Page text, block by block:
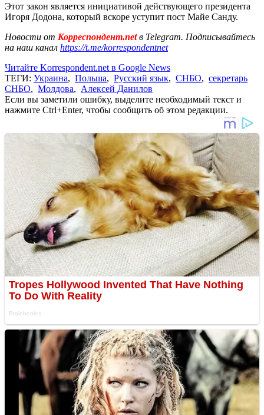
Этот закон является инициативой действующего президента
Игоря Додона, который вскоре уступит пост Майе Санду.
Новости от Корреспондент.netв Telegram. Подписывайтесь
на наш канал https://t.me/korrespondentnet
Читайте Korrespondent.net в Google News
ТЕГИ: Украина, Польша, Русский язык, СНБО, секретарь
СНБО, Молдова, Алексей Данилов
Если вы заметили ошибку, выделите необходимый текст и
нажмите Ctrl+Enter, чтобы сообщить об этом редакции.